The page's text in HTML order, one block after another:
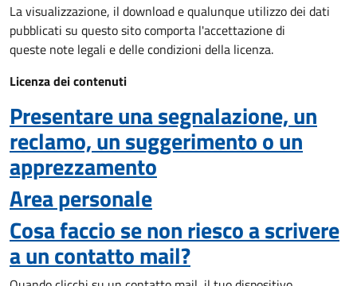
La visualizzazione, il download e qualunque utilizzo dei dati
pubblicati su questo sito comporta l'accettazione di
queste note legali e delle condizioni della licenza.
Licenza dei contenuti
Presentare una segnalazione, un
reclamo, un suggerimento o un
apprezzamento
Area personale
Cosa faccio se non riesco a scrivere
a un contatto mail?